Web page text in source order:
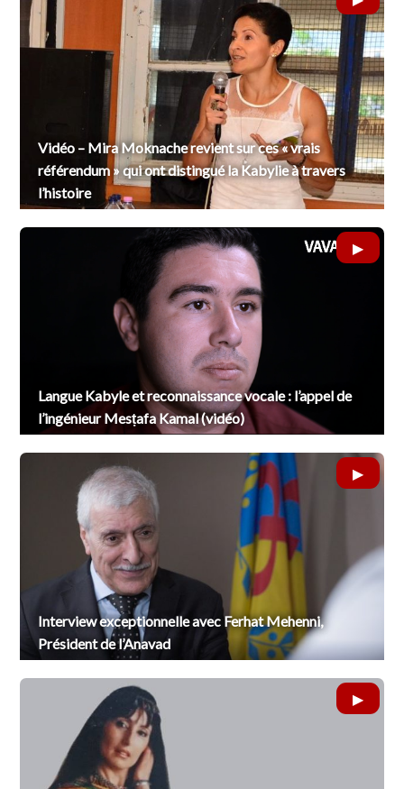
Vidéo – Mira Moknache revient sur ces « vrais
référendum » qui ont distingué la Kabylie à travers
l’histoire
Langue Kabyle et reconnaissance vocale : l’appel de
l’ingénieur Mesṭafa Kamal (vidéo)
Interview exceptionnelle avec Ferhat Mehenni,
Président de l’Anavad